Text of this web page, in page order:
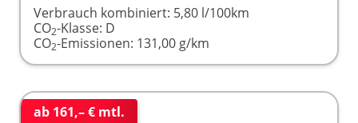
Verbrauch kombiniert: 5,80 l/100km
CO2-Klasse: D
CO2-Emissionen: 131,00 g/km
ab 161,– € mtl.